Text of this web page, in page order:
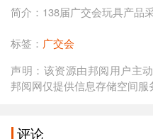
简介：138届广交会玩具产品
标签： 广交会
声明：该资源由邦阅用户主
邦阅网仅提供信息存储空间服
评论